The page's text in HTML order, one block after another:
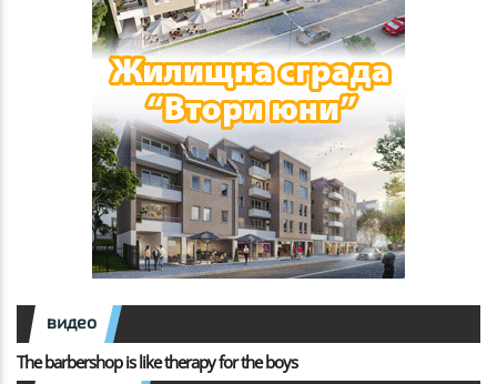
видео
The barbershop is like therapy for the boys